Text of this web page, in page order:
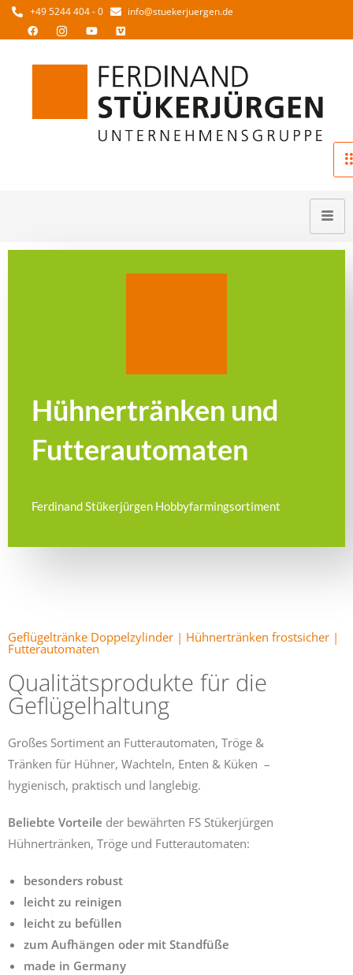
+49 5244 404 - 0 info@stuekerjuergen.de
Hühnertränken und
Futterautomaten
Ferdinand Stükerjürgen Hobbyfarmingsortiment​
Geflügeltränke Doppelzylinder | Hühnertränken frostsicher |
Futterautomaten
Qualitätsprodukte für die
Geflügelhaltung
Großes Sortiment an Futterautomaten, Tröge &
Tränken für Hühner, Wachteln, Enten & Küken –
hygienisch, praktisch und langlebig.
Beliebte Vorteile der bewährten FS Stükerjürgen
Hühnertränken, Tröge und Futterautomaten:
besonders robust
leicht zu reinigen
leicht zu befüllen
zum Aufhängen oder mit Standfüße
made in Germany